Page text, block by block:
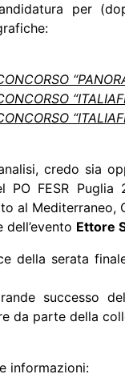
per
credo sia
PO FESR Puglia
al Mediterraneo,
dell’evento Ettore
della serata
successo
da parte della
informazioni: